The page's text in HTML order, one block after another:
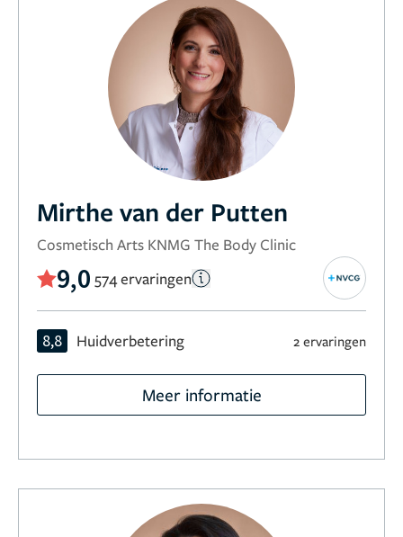
Mirthe van der Putten
Cosmetisch Arts KNMG The Body Clinic
9,0 574 ervaringen
8,8 Huidverbetering 2 ervaringen
Meer informatie